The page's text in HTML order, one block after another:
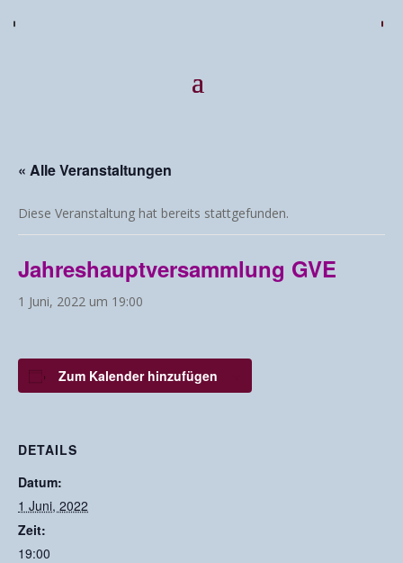
« Alle Veranstaltungen
Diese Veranstaltung hat bereits stattgefunden.
Jahreshauptversammlung GVE
1 Juni, 2022 um 19:00
Zum Kalender hinzufügen
DETAILS
Datum:
1 Juni, 2022
Zeit:
19:00